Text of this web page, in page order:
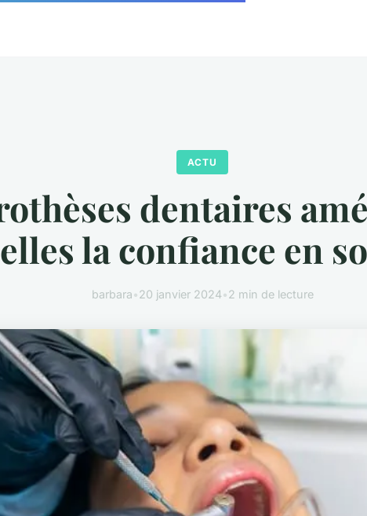
ACTU
dentaires
elles la confiance en
barbara•20 janvier 2024•2 min de lecture